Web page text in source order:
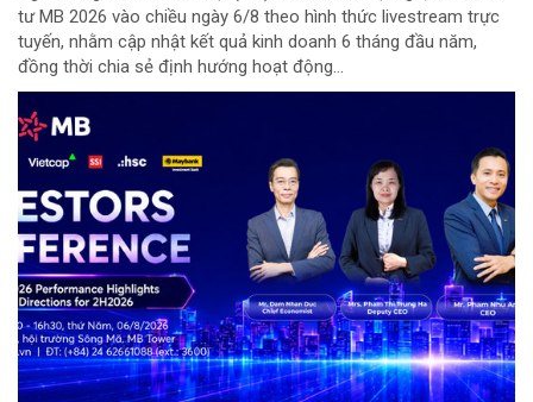
tư MB 2026 vào chiều ngày 6/8 theo hình thức livestream trực
tuyến, nhằm cập nhật kết quả kinh doanh 6 tháng đầu năm,
đồng thời chia sẻ định hướng hoạt động...